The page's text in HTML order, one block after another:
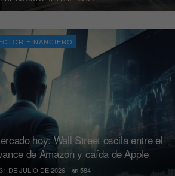
FINANCIERO
hoy: Wall Street oscila entre el
de Amazon y caída de Apple
DE JULIO DE 2026 584